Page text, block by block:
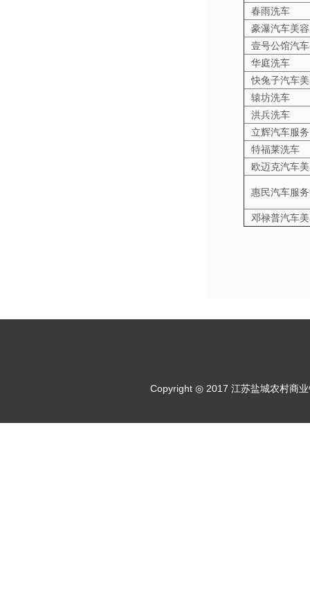
春雨洗车
豪瀑汽车美
壹号公馆汽
华庭洗车
快兔子汽车
辕坊洗车
洪兵洗车
立辉汽车服务
特福莱洗车
欧迈克汽车
惠民汽车服
邓禄普汽车
Copyright ◎ 2017 江苏盐城农村商